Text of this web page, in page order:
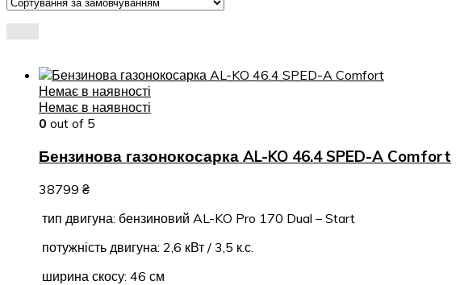
Немає в наявності
Немає в наявності
0 out of 5
Бензинова газонокосарка AL-KO 46.4 SPED-A Comfort
38799 ₴
тип двигуна: бензиновий AL-KO Pro 170 Dual – Start
потужність двигуна: 2,6 кВт / 3,5 к.с.
ширина скосу: 46 см